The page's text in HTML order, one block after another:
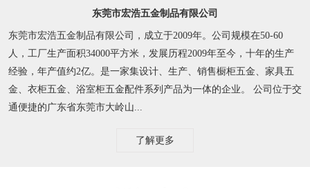
东莞市宏浩五金制品有限公司
东莞市宏浩五金制品有限公司，成立于2009年。公司规模在50-60
人，工厂生产面积34000平方米，发展历程2009年至今，十年的生产
经验，年产值约2亿。是一家集设计、生产、销售橱柜五金、家具五
金、衣柜五金、浴室柜五金配件系列产品为一体的企业。 公司位于交
通便捷的广东省东莞市大岭山...
了解更多